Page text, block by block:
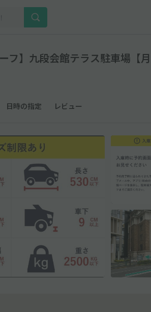
フ】九段会館テラス駐車場【
日時の指定 レビュー